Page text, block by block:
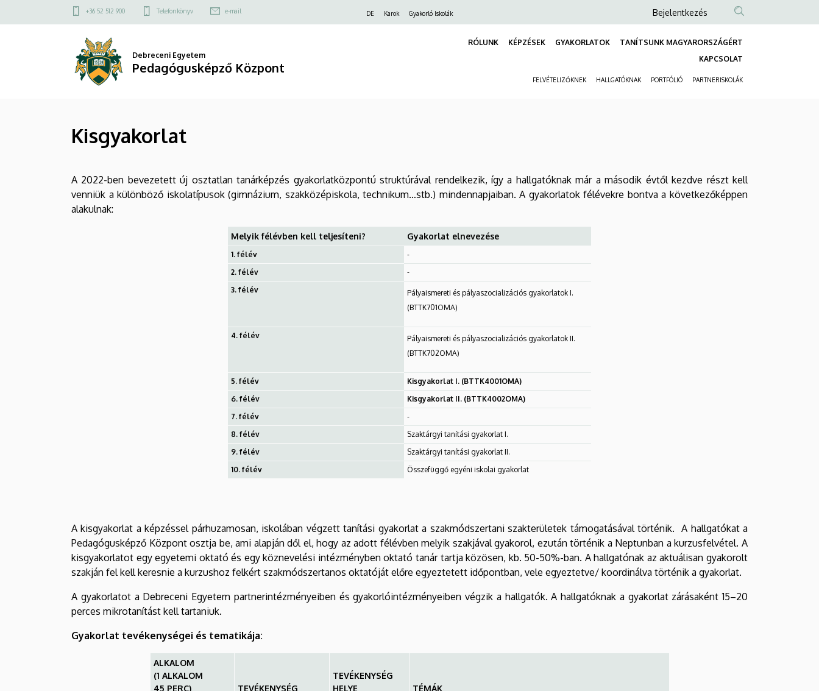
Kisgyakorlat
Pedagógusképző
a
Felső
menü
+36 52 512 900 Telefonkönyv e-mail DE Karok Gyakorló Iskolák
Anonim
fiók
Bejelentkezés
Debreceni Egyetem
Pedagógusképző Központ
RÓLUNK KÉPZÉSEK GYAKORLATOK
TANÍTSUNK MAGYARORSZÁGÉRT
KAPCSOLAT
FELVÉTELIZŐKNEK HALLGATÓKNAK PORTFÓLIÓ PARTNERISKOLÁK
Kisgyakorlat
A 2022-ben bevezetett új osztatlan tanárképzés gyakorlatközpontú struktúrával rendelkezik, így a hallgatóknak már a második évtől kezdve részt kell
venniük a különböző iskolatípusok (gimnázium, szakközépiskola, technikum…stb.) mindennapjaiban. A gyakorlatok félévekre bontva a következőképpen
alakulnak:
Melyik félévben kell teljesíteni? Gyakorlat elnevezése
1. félév
-
2. félév
-
3. félév
Pályaismereti és pályaszocializációs gyakorlatok I.
(BTTK701OMA)
4. félév
Pályaismereti és pályaszocializációs gyakorlatok II.
(BTTK702OMA)
5. félév
Kisgyakorlat I. (BTTK4001OMA)
6. félév
Kisgyakorlat II. (BTTK4002OMA)
7. félév
-
8. félév
Szaktárgyi tanítási gyakorlat I.
9. félév
Szaktárgyi tanítási gyakorlat II.
10. félév
Összefüggő egyéni iskolai gyakorlat
A kisgyakorlat a képzéssel párhuzamosan, iskolában végzett tanítási gyakorlat a szakmódszertani szakterületek támogatásával történik. A hallgatókat a
Pedagógusképző Központ osztja be, ami alapján dől el, hogy az adott félévben melyik szakjával gyakorol, ezután történik a Neptunban a kurzusfelvétel. A
kisgyakorlatot egy egyetemi oktató és egy köznevelési intézményben oktató tanár tartja közösen, kb. 50-50%-ban. A hallgatónak az aktuálisan gyakorolt
szakján fel kell keresnie a kurzushoz felkért szakmódszertanos oktatóját előre egyeztetett időpontban, vele egyeztetve/ koordinálva történik a gyakorlat.
A gyakorlatot a Debreceni Egyetem partnerintézményeiben és gyakorlóintézményeiben végzik a hallgatók. A hallgatóknak a gyakorlat zárásaként 15–20
perces mikrotanítást kell tartaniuk.
Gyakorlat tevékenységei és tematikája:
ALKALOM
(1 ALKALOM
45 PERC)
TEVÉKENYSÉG
TEVÉKENYSÉG
HELYE
TÉMÁK